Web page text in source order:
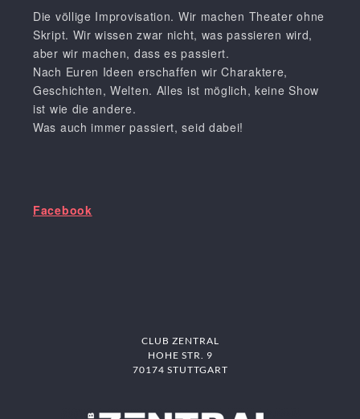
Die völlige Improvisation. Wir machen Theater ohne
Skript. Wir wissen zwar nicht, was passieren wird,
aber wir machen, dass es passiert.
Nach Euren Ideen erschaffen wir Charaktere,
Geschichten, Welten. Alles ist möglich, keine Show
ist wie die andere.
Was auch immer passiert, seid dabei!
Facebook
CLUB ZENTRAL
HOHE STR. 9
70174 STUTTGART